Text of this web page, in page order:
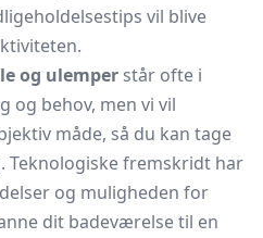
vil blive
og ulemper står ofte i
og behov, men vi vil
måde, så du kan tage
Teknologiske fremskridt har
og muligheden for
dit badeværelse til en